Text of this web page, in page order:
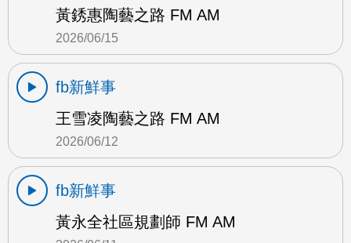
黃銹惠陶藝之路 FM AM
2026/06/15
fb新鮮事
王雪凌陶藝之路 FM AM
2026/06/12
fb新鮮事
黃永全社區規劃師 FM AM